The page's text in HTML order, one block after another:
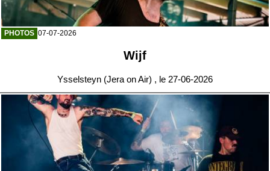
PHOTOS 07-07-2026
Wijf
Ysselsteyn (Jera on Air) , le 27-06-2026